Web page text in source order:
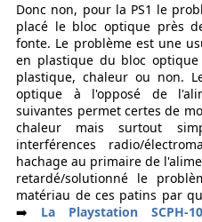
Donc non, pour la PS1 le
placé le bloc optique près
fonte. Le problème est une
en plastique du bloc
plastique, chaleur ou non.
optique à l'opposé de
suivantes permet certes de
chaleur mais surtout
interférences radio/
hachage au primaire de
retardé/solutionné le
matériau de ces patins par
➡️ La Playstation SCPH-